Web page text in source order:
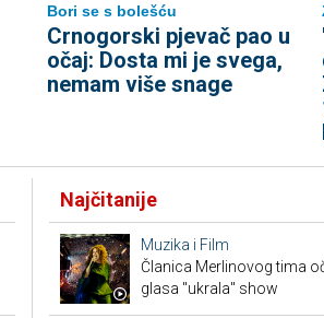
Bori se s bolešću
Crnogorski pjevač pao u
očaj: Dosta mi je svega,
nemam više snage
Najčitanije
Muzika i Film
Članica Merlinovog tima
glasa "ukrala" show